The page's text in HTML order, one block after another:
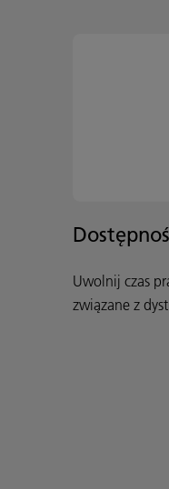
Uwolnij czas
związane z